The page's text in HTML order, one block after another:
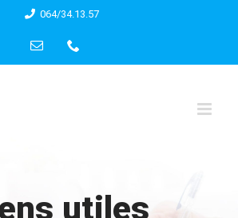
064/34.13.57
Email
utiles